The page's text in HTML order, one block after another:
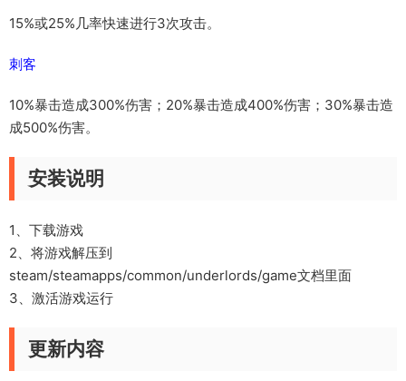
15%或25%几率快速进行3次攻击。
刺客
10%暴击造成300%伤害；20%暴击造成400%伤害；30%暴击造
成500%伤害。
安装说明
1、下载游戏
2、将游戏解压到
steam/steamapps/common/underlords/game文档里面
3、激活游戏运行
更新内容